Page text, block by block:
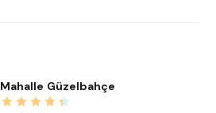
Mahalle Güzelbahçe